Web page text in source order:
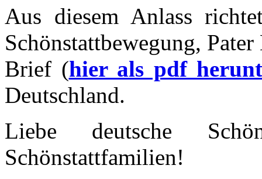
Aus diesem Anlass
Schönstattbewegung,
Brief (hier als pdf
Deutschland.
Liebe deutsche
Schönstattfamilien!